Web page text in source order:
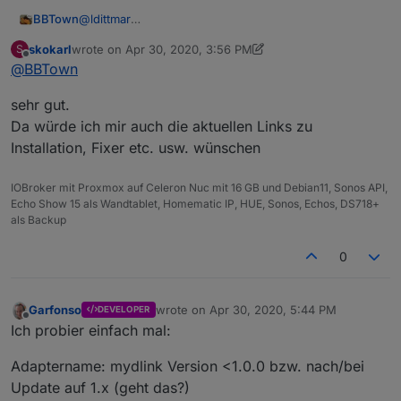
BBTown@ldittmar
immer wieder benötigten Themen/Threads im
S
Offline
skokarlwrote on Apr 30, 2020, 3:56 PM
last edited by skokarlMay 2, 2020, 6:16 PM
@BBTown
sehr gut.
Da würde ich mir auch die aktuellen Links zu
Installation, Fixer etc. usw. wünschen
IOBroker mit Proxmox auf Celeron Nuc mit 16 GB und Debian11, Sonos API,
Echo Show 15 als Wandtablet, Homematic IP, HUE, Sonos, Echos, DS718+
als Backup
0
Offline
Garfonso DEVELOPER wrote on Apr 30, 2020, 5:44 PM
last edited by
Ich probier einfach mal:
Adaptername: mydlink Version <1.0.0 bzw. nach/bei
Update auf 1.x (geht das?)